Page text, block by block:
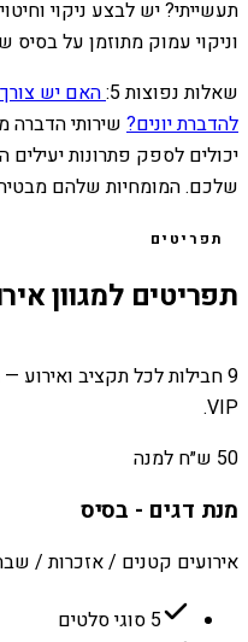
תעשייתי? יש לבצע ניקוי
וניקוי עמוק מתוזמן על בסיס
שאלות נפוצות 5:
האם יש צורך
להדברת יונים? שירותי הדברה
יכולים לספק פתרונות
שלכם. המומחיות שלהם
תפריטים
תפריטים למגוון
9 חבילות לכל תקציב ואירוע
VIP.
50 ש״ח למנה
מנת דגים - בסיס
אירועים קטנים / אזכרות /
5 סוגי סלטים